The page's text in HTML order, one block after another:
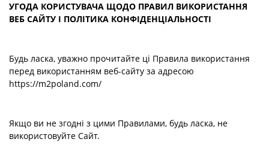
УГОДА КОРИСТУВАЧА ЩОДО ПРАВИЛ ВИКОРИСТАННЯ
ВЕБ САЙТУ І ПОЛІТИКА КОНФІДЕНЦІАЛЬНОСТІ
Будь ласка, уважно прочитайте ці Правила використання
перед використанням веб-сайту за адресою
https://m2poland.com/
Якщо ви не згодні з цими Правилами, будь ласка, не
використовуйте Сайт.